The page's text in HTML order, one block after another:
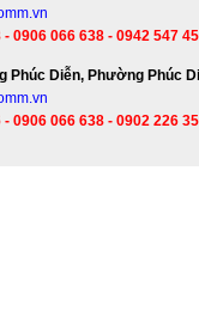
0906 066 638 - 0942 547
Phúc Diễn, Phường Phúc
- 0906 066 638 - 0902 226